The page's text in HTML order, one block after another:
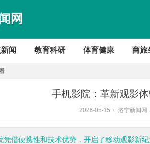
网
闻 教育科研 体育健康 商旅
手机影院：革新观影
2026-05-15 / 洛宁新闻网
凭借便携性和技术优势，开启了移动观影新